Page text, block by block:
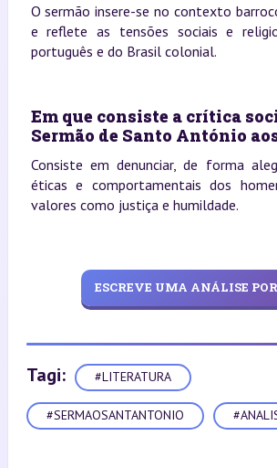
O sermão insere-se no contexto
e reflete as tensões sociais e
português e do Brasil colonial.
Em que consiste a crítica
Sermão de Santo António
Consiste em denunciar, de forma
éticas e comportamentais dos
valores como justiça e humildade.
ESCREVE UMA ANÁLISE
Tagi: #LITERATURA
#SERMAOSANTANTONIO